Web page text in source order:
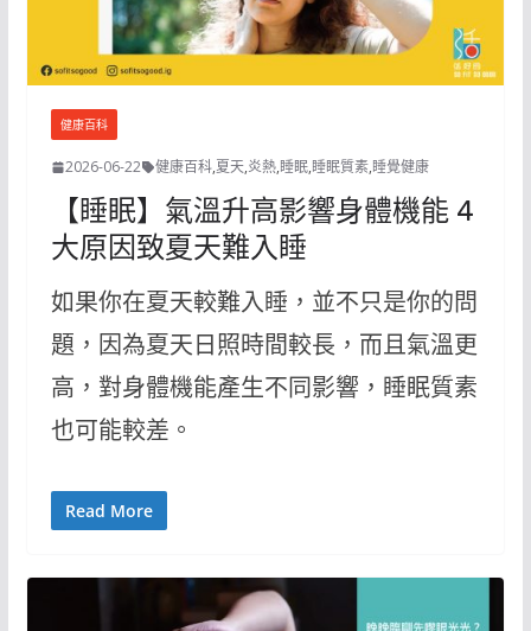
健康百科
2026-06-22 健康百科,夏天,炎熱,睡眠,睡眠質素,睡覺健康
【睡眠】氣溫升高影響身體機能 4
大原因致夏天難入睡
如果你在夏天較難入睡，並不只是你的問
題，因為夏天日照時間較長，而且氣溫更
高，對身體機能產生不同影響，睡眠質素
也可能較差。
Read More